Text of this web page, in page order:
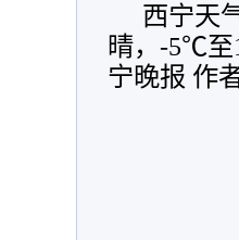
西宁天
晴，-5℃
宁晚报 作